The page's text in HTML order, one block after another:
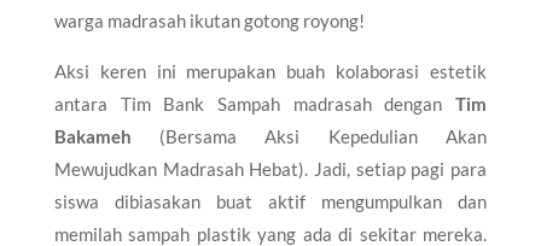
warga madrasah ikutan gotong royong!
Aksi keren ini merupakan buah kolaborasi estetik
antara Tim Bank Sampah madrasah denganTim
Bakameh (Bersama Aksi Kepedulian Akan
Mewujudkan Madrasah Hebat). Jadi, setiap pagi para
siswa dibiasakan buat aktif mengumpulkan dan
memilah sampah plastik yang ada di sekitar mereka.